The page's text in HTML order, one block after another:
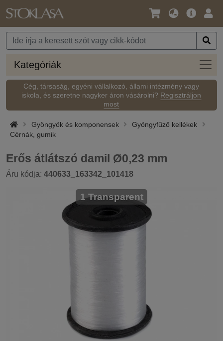
Nyelv
Pénznem
Fő
Kategóriák
Cég, társaság, egyéni vállalkozó, állami intézmény vagy
iskola, és szeretne nagyker áron vásárolni? Regisztráljon
most
Gyöngyök és komponensek
Gyöngyfűző kellékek
Cérnák, gumik
Erős átlátszó damil Ø0,23 mm
Áru kódja: 440633_163342_101418
1 Transparent